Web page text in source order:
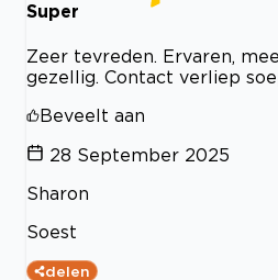
Super
Zeer tevreden. Ervaren,
gezellig. Contact verliep
Beveelt aan
28 September 2025
Sharon
Soest
delen